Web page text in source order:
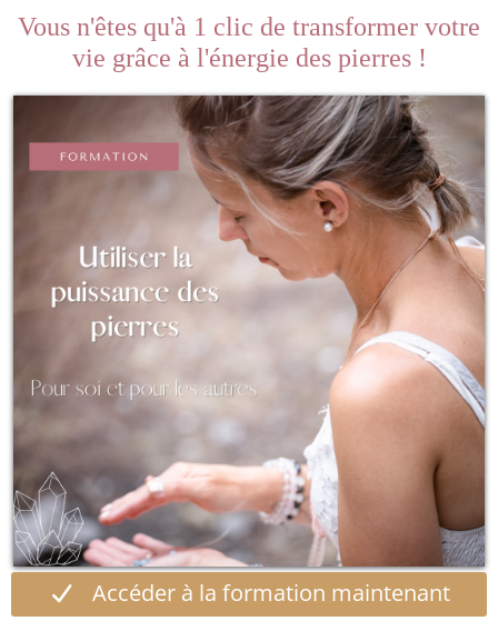
Vous n'êtes qu'à 1 clic de transformer votre
vie grâce à l'énergie des pierres !
Accéder à la formation maintenant